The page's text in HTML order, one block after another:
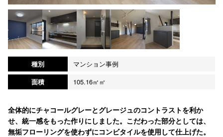
種別
マンション事例
面積
105.16㎡㎡
全体的にチャコールグレーとグレージュのコントラストを利か
せ、統一感をもった作りにしました。こだわった部分としては、
無垢フローリングを使わずにコンビタイルを使用して仕上げた。